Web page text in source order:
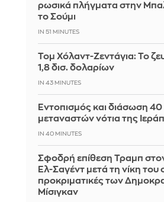
ρωσικά πλήγματα στην
το Σούμι
IN 51 MINUTES
Τομ Χόλαντ-Ζεντάγια: Το
1,8 δισ. δολαρίων
IN 43 MINUTES
Εντοπισμός και διάσωση 40
μεταναστών νότια της
IN 40 MINUTES
Σφοδρή επίθεση Τραμπ
Ελ-Σαγέντ μετά τη νίκη του
προκριματικές των
Μίσιγκαν